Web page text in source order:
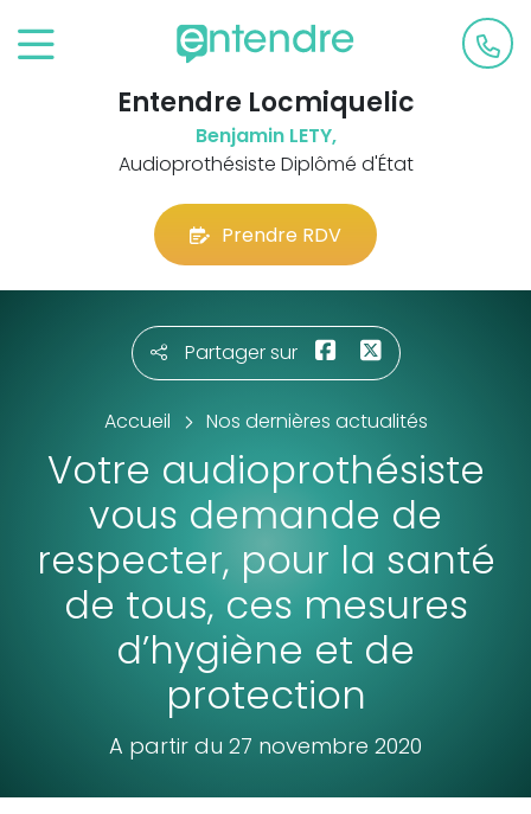
Entendre Locmiquelic
Benjamin LETY,
Audioprothésiste Diplômé d'État
Prendre RDV
Partager sur
Accueil Nos dernières actualités
Votre audioprothésiste
vous demande de
respecter, pour la santé
de tous, ces mesures
d’hygiène et de
protection
A partir du 27 novembre 2020